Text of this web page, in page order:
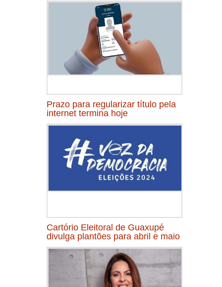
Prazo para regularizar título pela
internet termina hoje
Cartório Eleitoral de Guaxupé
divulga plantões para abril e maio